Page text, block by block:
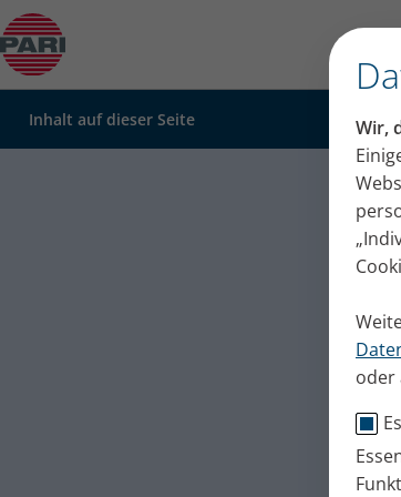
Wir,
oder
Spielerisch inhalieren: Alle
die
Di.
Inhalt auf dieser Seite
Vier Phasen der entspannten Atmung
Entspannt zu atmen, unterstützt